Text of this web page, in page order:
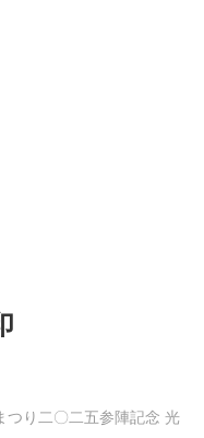
つり二〇二五参陣記念 光